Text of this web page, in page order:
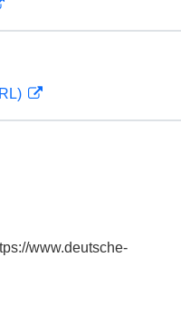
www.deutsche-